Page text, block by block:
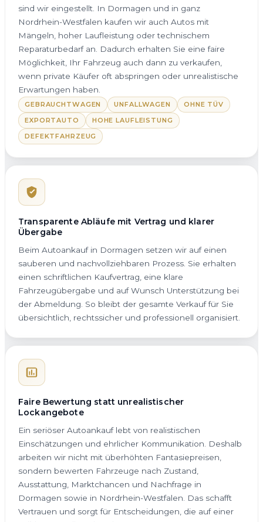
sind wir eingestellt. In Dormagen und in ganz
Nordrhein-Westfalen kaufen wir auch Autos mit
Mängeln, hoher Laufleistung oder technischem
Reparaturbedarf an. Dadurch erhalten Sie eine faire
Möglichkeit, Ihr Fahrzeug auch dann zu verkaufen,
wenn private Käufer oft abspringen oder unrealistische
Erwartungen haben.
GEBRAUCHTWAGEN UNFALLWAGEN
OHNE TÜV
EXPORTAUTO
HOHE LAUFLEISTUNG
DEFEKTFAHRZEUG
Transparente Abläufe mit Vertrag und klarer
Übergabe
Beim Autoankauf in Dormagen setzen wir auf einen
sauberen und nachvollziehbaren Prozess. Sie erhalten
einen schriftlichen Kaufvertrag, eine klare
Fahrzeugübergabe und auf Wunsch Unterstützung bei
der Abmeldung. So bleibt der gesamte Verkauf für Sie
übersichtlich, rechtssicher und professionell organisiert.
Faire Bewertung statt unrealistischer
Lockangebote
Ein seriöser Autoankauf lebt von realistischen
Einschätzungen und ehrlicher Kommunikation. Deshalb
arbeiten wir nicht mit überhöhten Fantasiepreisen,
sondern bewerten Fahrzeuge nach Zustand,
Ausstattung, Marktchancen und Nachfrage in
Dormagen sowie in Nordrhein-Westfalen. Das schafft
Vertrauen und sorgt für Entscheidungen, die auf einer